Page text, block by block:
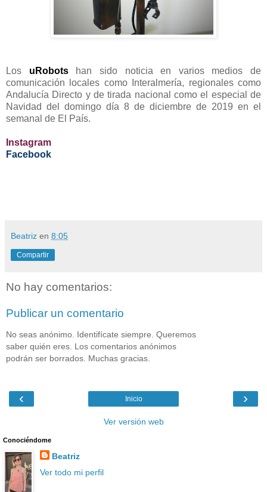
Los uRobots
han sido noticia en varios medios de
comunicación locales como Interalmería, regionales como
Andalucía Directo y de tirada nacional como el especial de
Navidad del domingo día 8 de diciembre de 2019 en el
semanal de El País.
Instagram
Facebook
Beatriz en 8:05
Compartir
No hay comentarios:
Publicar un comentario
No seas anónimo. Identifícate siempre. Queremos
saber quién eres. Los comentarios anónimos
podrán ser borrados. Muchas gracias.
‹ ›
Inicio
Ver versión web
Conociéndome
Beatriz
Ver todo mi perfil